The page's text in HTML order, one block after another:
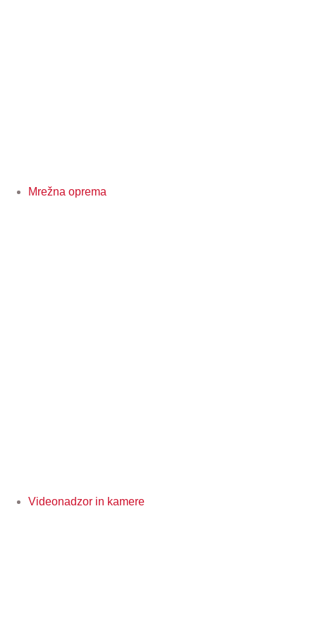
Mrežna oprema
Videonadzor in kamere